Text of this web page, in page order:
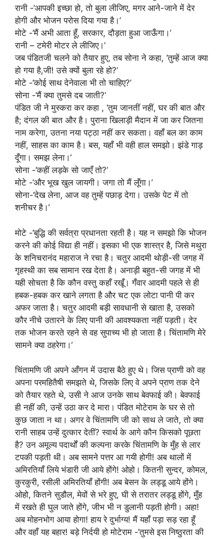
रानी -‘आपकी इच्छा हो, तो बुला लीजिए, मगर आने-जाने में देर
होगी और भोजन परोस दिया गया है।’
मोटे -‘मैं अभी आता हूँ, सरकार, दौड़ता हुआ जाऊँगा।’
रानी – टमेरी मोटर ले लीजिए।’
जब पंडितजी चलने को तैयार हुए, तब सोना ने कहा, ‘तुम्हें आज क्या
हो गया है,जी! उसे क्यों बुला रहे हो?’
मोटे -‘कोई साथ देनेवाला भी तो चाहिए?’
सोना -‘मैं क्या तुमसे दब जाती?’
पंडित जी ने मुस्करा कर कहा , ‘तुम जानतीं नहीं, घर की बात और
है; दंगल की बात और है। पुराना खिलाड़ी मैदान में जा कर जितना
नाम करेगा, उतना नया पट्ठा नहीं कर सकता। वहाँ बल का काम
नहीं, साहस का काम है। बस, यहाँ भी वही हाल समझो। झंडे गाड़
दूँगा। समझ लेना।’
सोना -‘कहीं लड़के सो जाएँ तो?’
मोटे -‘और भूख खुल जायगी। जगा तो मैं लूँगा।’
सोना-‘देख लेना, आज वह तुम्हें पछाड़ देगा। उसके पेट में तो
शनीचर है।’
मोटे -‘बुद्धि की सर्वत्रा प्रधानता रहती है। यह न समझो कि भोजन
करने की कोई विद्या ही नहीं। इसका भी एक शास्त्र है, जिसे मथुरा
के शनिचरानंद महाराज ने रचा है। चतुर आदमी थोड़ी-सी जगह में
गृहस्थी का सब सामान रख देता है। अनाड़ी बहुत-सी जगह में भी
यही सोचता है कि कौन वस्तु कहाँ रखूँ। गँवार आदमी पहले से ही
हबक-हबक कर खाने लगता है और चट एक लोटा पानी पी कर
अफर जाता है। चतुर आदमी बड़ी सावधानी से खाता है, उसको
कौर नीचे उतारने के लिए पानी की आवश्यकता नहीं पड़ती। देर
तक भोजन करते रहने से वह सुपाच्य भी हो जाता है। चिंतामणि मेरे
सामने क्या ठहरेगा।’
चिंतामणि जी अपने आँगन में उदास बैठे हुए थे। जिस प्राणी को वह
अपना परमहितैषी समझते थे, जिसके लिए वे अपने प्राण तक देने
को तैयार रहते थे, उसी ने आज उनके साथ बेवफाई की। बेवफाई
ही नहीं की, उन्हें उठा कर दे मारा। पंडित मोटेराम के घर से तो
कुछ जाता न था। अगर वे चिंतामणि जी को साथ ले जाते, तो क्या
रानी साहब उन्हें दुत्कार देतीं? स्वार्थ के आगे कौन किसको पूछता
है? उन अमूल्य पदार्थों की कल्पना करके चिंतामणि के मुँह से लार
टपकी पड़ती थी। अब सामने पत्तर आ गयी होगी! अब थालों में
अमिरतियाँ लिये भंडारी जी आये होंगे! ओहो। कितनी सुन्दर, कोमल,
कुरकुरी, रसीली अमिरतियाँ होंगी! अब बेसन के लड्डू आये होंगे।
ओहो, कितने सुडौल, मेवों से भरे हुए, घी से तरातर लड्डू होंगे, मुँह
में रखते ही घुल जाते होंगे, जीभ भी न डुलानी पड़ती होगी। अहा!
अब मोहनभोग आया होगा! हाय रे दुर्भाग्य! मैं यहाँ पड़ा सड़ रहा हूँ
और वहाँ यह बहार! बड़े निर्दयी हो मोटेराम -‘तुमसे इस निष्ठुरता की